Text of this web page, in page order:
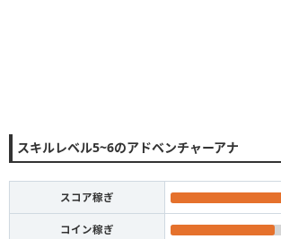
スキルレベル5~6のアドベンチャーアナ
スコア稼ぎ
コイン稼ぎ